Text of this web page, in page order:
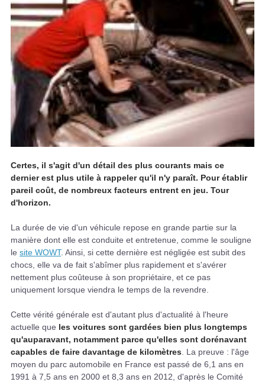
Certes, il s'agit d'un détail des plus courants mais ce
dernier est plus utile à rappeler qu'il n'y paraît. Pour établir
pareil coût, de nombreux facteurs entrent en jeu. Tour
d'horizon.
La durée de vie d'un véhicule repose en grande partie sur la
manière dont elle est conduite et entretenue, comme le souligne
le site WOWT. Ainsi, si cette dernière est négligée est subit des
chocs, elle va de fait s'abîmer plus rapidement et s'avérer
nettement plus coûteuse à son propriétaire, et ce pas
uniquement lorsque viendra le temps de la revendre.
Cette vérité générale est d'autant plus d'actualité à l'heure
actuelle que les voitures sont gardées bien plus longtemps
qu'auparavant, notamment parce qu'elles sont dorénavant
capables de faire davantage de kilomètres . La preuve : l'âge
moyen du parc automobile en France est passé de 6,1 ans en
1991 à 7,5 ans en 2000 et 8,3 ans en 2012, d'après le Comité